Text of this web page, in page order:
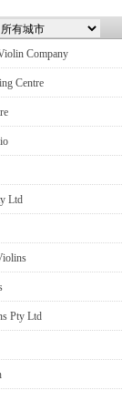
Company
Centre
Ltd
Pty Ltd